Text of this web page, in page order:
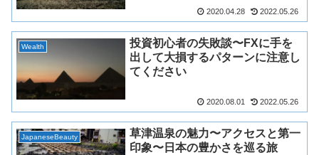
2020.04.28 2022.05.26
Wealth
投資初心者の失敗談〜FXに手を
出して大損するパターンに注意し
てください
2020.08.01 2022.05.26
JapaneseBeauty
草津温泉の魅力〜アクセスと第一
印象〜日本の豊かさを巡る旅